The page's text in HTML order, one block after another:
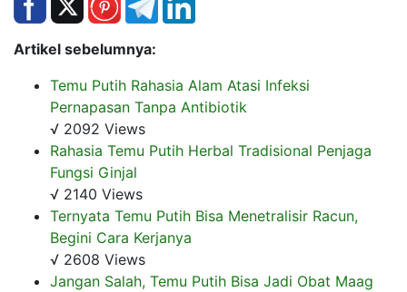
Artikel sebelumnya:
Temu Putih Rahasia Alam Atasi Infeksi
Pernapasan Tanpa Antibiotik
√ 2092 Views
Rahasia Temu Putih Herbal Tradisional Penjaga
Fungsi Ginjal
√ 2140 Views
Ternyata Temu Putih Bisa Menetralisir Racun,
Begini Cara Kerjanya
√ 2608 Views
Jangan Salah, Temu Putih Bisa Jadi Obat Maag